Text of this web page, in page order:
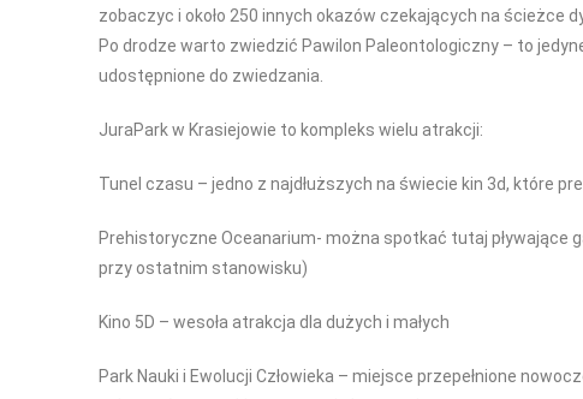
zobaczyc i około 250 innych okazów czekających na ścieżce
Po drodze warto zwiedzić Pawilon Paleontologiczny – to
udostępnione do zwiedzania.
JuraPark w Krasiejowie to kompleks wielu atrakcji:
Tunel czasu – jedno z najdłuższych na świecie kin 3d, które
Prehistoryczne Oceanarium- można spotkać tutaj pływające
przy ostatnim stanowisku)
Kino 5D – wesoła atrakcja dla dużych i małych
Park Nauki i Ewolucji Człowieka – miejsce przepełnione